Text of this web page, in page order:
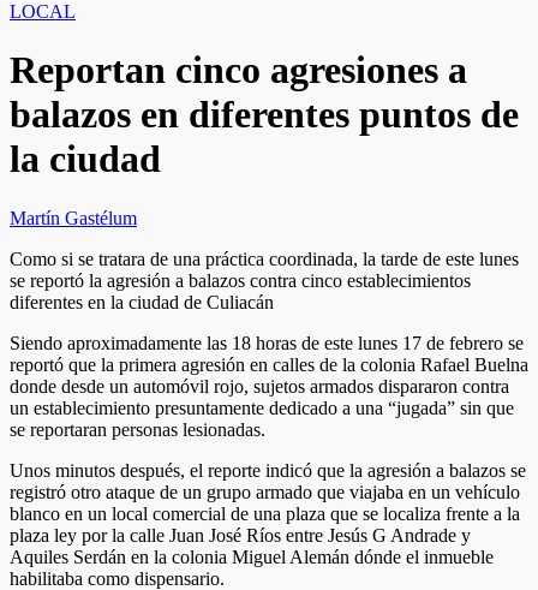
LOCAL
Reportan cinco agresiones a
balazos en diferentes puntos de
la ciudad
Martín Gastélum
Como si se tratara de una práctica coordinada, la tarde de este lunes
se reportó la agresión a balazos contra cinco establecimientos
diferentes en la ciudad de Culiacán
Siendo aproximadamente las 18 horas de este lunes 17 de febrero se
reportó que la primera agresión en calles de la colonia Rafael Buelna
donde desde un automóvil rojo, sujetos armados dispararon contra
un establecimiento presuntamente dedicado a una “jugada” sin que
se reportaran personas lesionadas.
Unos minutos después, el reporte indicó que la agresión a balazos se
registró otro ataque de un grupo armado que viajaba en un vehículo
blanco en un local comercial de una plaza que se localiza frente a la
plaza ley por la calle Juan José Ríos entre Jesús G Andrade y
Aquiles Serdán en la colonia Miguel Alemán dónde el inmueble
habilitaba como dispensario.